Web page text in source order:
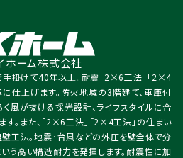
ホーム株式会社
手掛けて40年以上。耐震「2×6工法」「2×4
仕上げます。防火地域の3階建て、車庫付
く風が抜ける採光設計、ライフスタイルに合
。また、「2×6工法」「2×4工法」の住まい
工法。地震·台風などの外圧を壁全体で分
う高い構造耐力を発揮します。耐震性に加